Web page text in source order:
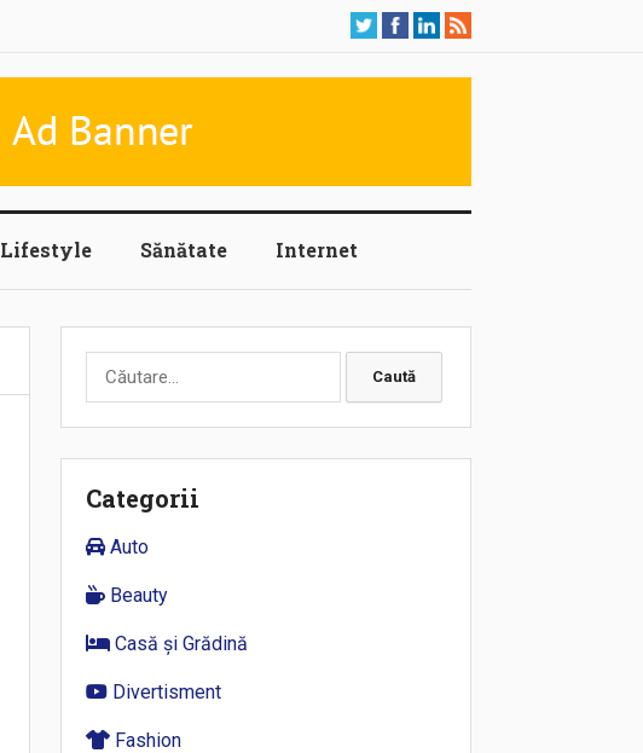
Lifestyle Sănătate Internet
Caută
după:
Categorii
Auto
Beauty
Casă și Grădină
Divertisment
Fashion